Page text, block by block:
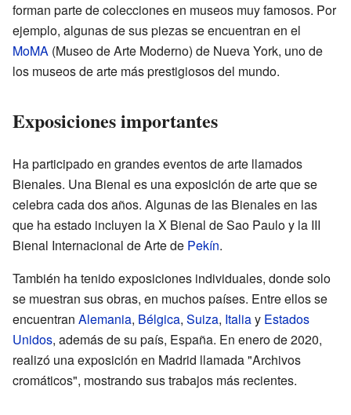
forman parte de colecciones en museos muy famosos. Por
ejemplo, algunas de sus piezas se encuentran en el
MoMA (Museo de Arte Moderno) de Nueva York, uno de
los museos de arte más prestigiosos del mundo.
Exposiciones importantes
Ha participado en grandes eventos de arte llamados
Bienales. Una Bienal es una exposición de arte que se
celebra cada dos años. Algunas de las Bienales en las
que ha estado incluyen la X Bienal de Sao Paulo y la III
Bienal Internacional de Arte de Pekín.
También ha tenido exposiciones individuales, donde solo
se muestran sus obras, en muchos países. Entre ellos se
encuentran Alemania, Bélgica, Suiza, Italiay Estados
Unidos, además de su país, España. En enero de 2020,
realizó una exposición en Madrid llamada "Archivos
cromáticos", mostrando sus trabajos más recientes.